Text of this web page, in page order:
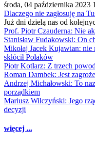
środa, 04 października 2023
Dlaczego nie zagłosuję na
Już dni dzielą nas od
Prof. Piotr Czauderna: Nie
Stanisław Fudakowski: On
Mikołaj Jacek Kujawian:
skłócił Polaków
Piotr Kotlarz: Z trzech
Roman Dambek: Jest
Andrzej Michałowski: To
porządkiem
Mariusz Wilczyński: Jego
decyzji
więcej ...